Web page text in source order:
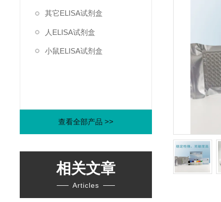
其它ELISA试剂盒
人ELISA试剂盒
小鼠ELISA试剂盒
查看全部产品 >>
相关文章
Articles